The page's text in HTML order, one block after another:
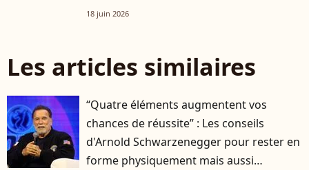
18 juin 2026
Les articles similaires
“Quatre éléments augmentent vos
chances de réussite” : Les conseils
d'Arnold Schwarzenegger pour rester en
forme physiquement mais aussi